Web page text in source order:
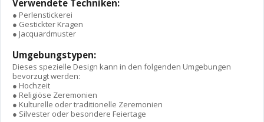
Verwendete Techniken:
● Perlenstickerei
● Gestickter Kragen
● Jacquardmuster
Umgebungstypen:
Dieses spezielle Design kann in den folgenden Umgebungen
bevorzugt werden:
● Hochzeit
● Religiöse Zeremonien
● Kulturelle oder traditionelle Zeremonien
● Silvester oder besondere Feiertage